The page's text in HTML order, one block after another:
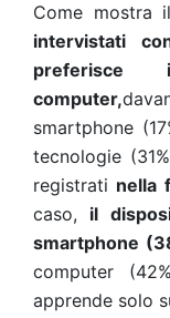
Come mostra
intervistati
computer,
smartphone
tecnologie
registrati nella
caso, il
smartphone
computer
apprende solo